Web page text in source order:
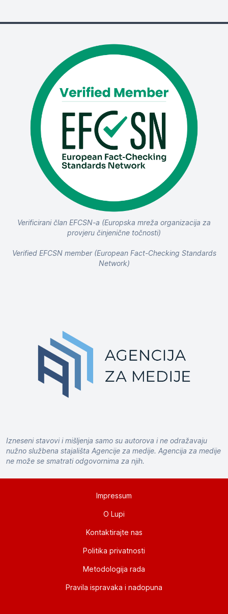
Verificirani član EFCSN-a (Europska mreža organizacija za
provjeru činjenične točnosti)
Verified EFCSN member (European Fact-Checking Standards
Network)
Izneseni stavovi i mišljenja samo su autorova i ne odražavaju
nužno službena stajališta Agencije za medije. Agencija za medije
ne može se smatrati odgovornima za njih.
Impressum
O Lupi
Kontaktirajte nas
Politika privatnosti
Metodologija rada
Pravila ispravaka i nadopuna